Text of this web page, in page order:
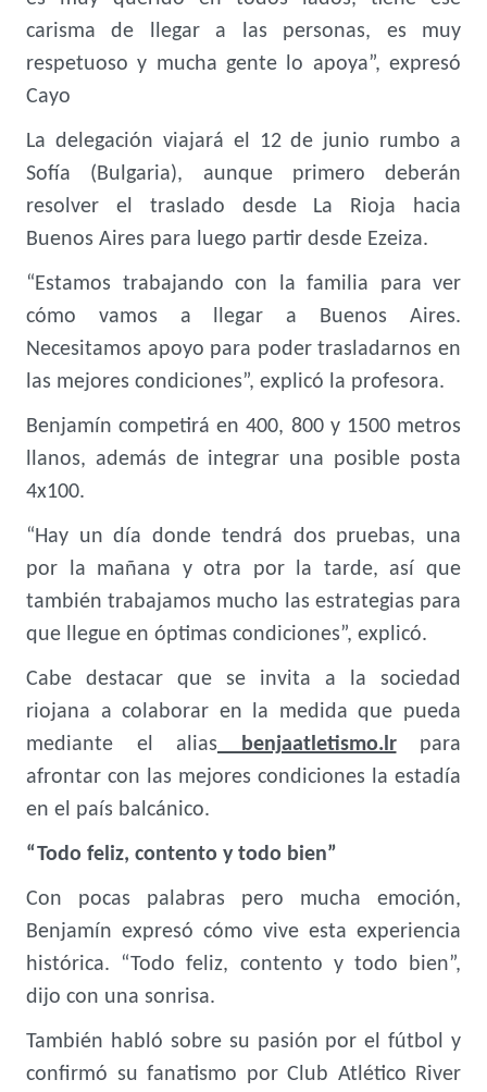
carisma de llegar a las personas, es muy
respetuoso y mucha gente lo apoya”, expresó
Cayo
La delegación viajará el 12 de junio rumbo a
Sofía (Bulgaria), aunque primero deberán
resolver el traslado desde La Rioja hacia
Buenos Aires para luego partir desde Ezeiza.
“Estamos trabajando con la familia para ver
cómo vamos a llegar a Buenos Aires.
Necesitamos apoyo para poder trasladarnos en
las mejores condiciones”, explicó la profesora.
Benjamín competirá en 400, 800 y 1500 metros
llanos, además de integrar una posible posta
4x100.
“Hay un día donde tendrá dos pruebas, una
por la mañana y otra por la tarde, así que
también trabajamos mucho las estrategias para
que llegue en óptimas condiciones”, explicó.
Cabe destacar que se invita a la sociedad
riojana a colaborar en la medida que pueda
mediante el alias benjaatletismo.lrpara
afrontar con las mejores condiciones la estadía
en el país balcánico.
“Todo feliz, contento y todo bien”
Con pocas palabras pero mucha emoción,
Benjamín expresó cómo vive esta experiencia
histórica. “Todo feliz, contento y todo bien”,
dijo con una sonrisa.
También habló sobre su pasión por el fútbol y
confirmó su fanatismo por Club Atlético River